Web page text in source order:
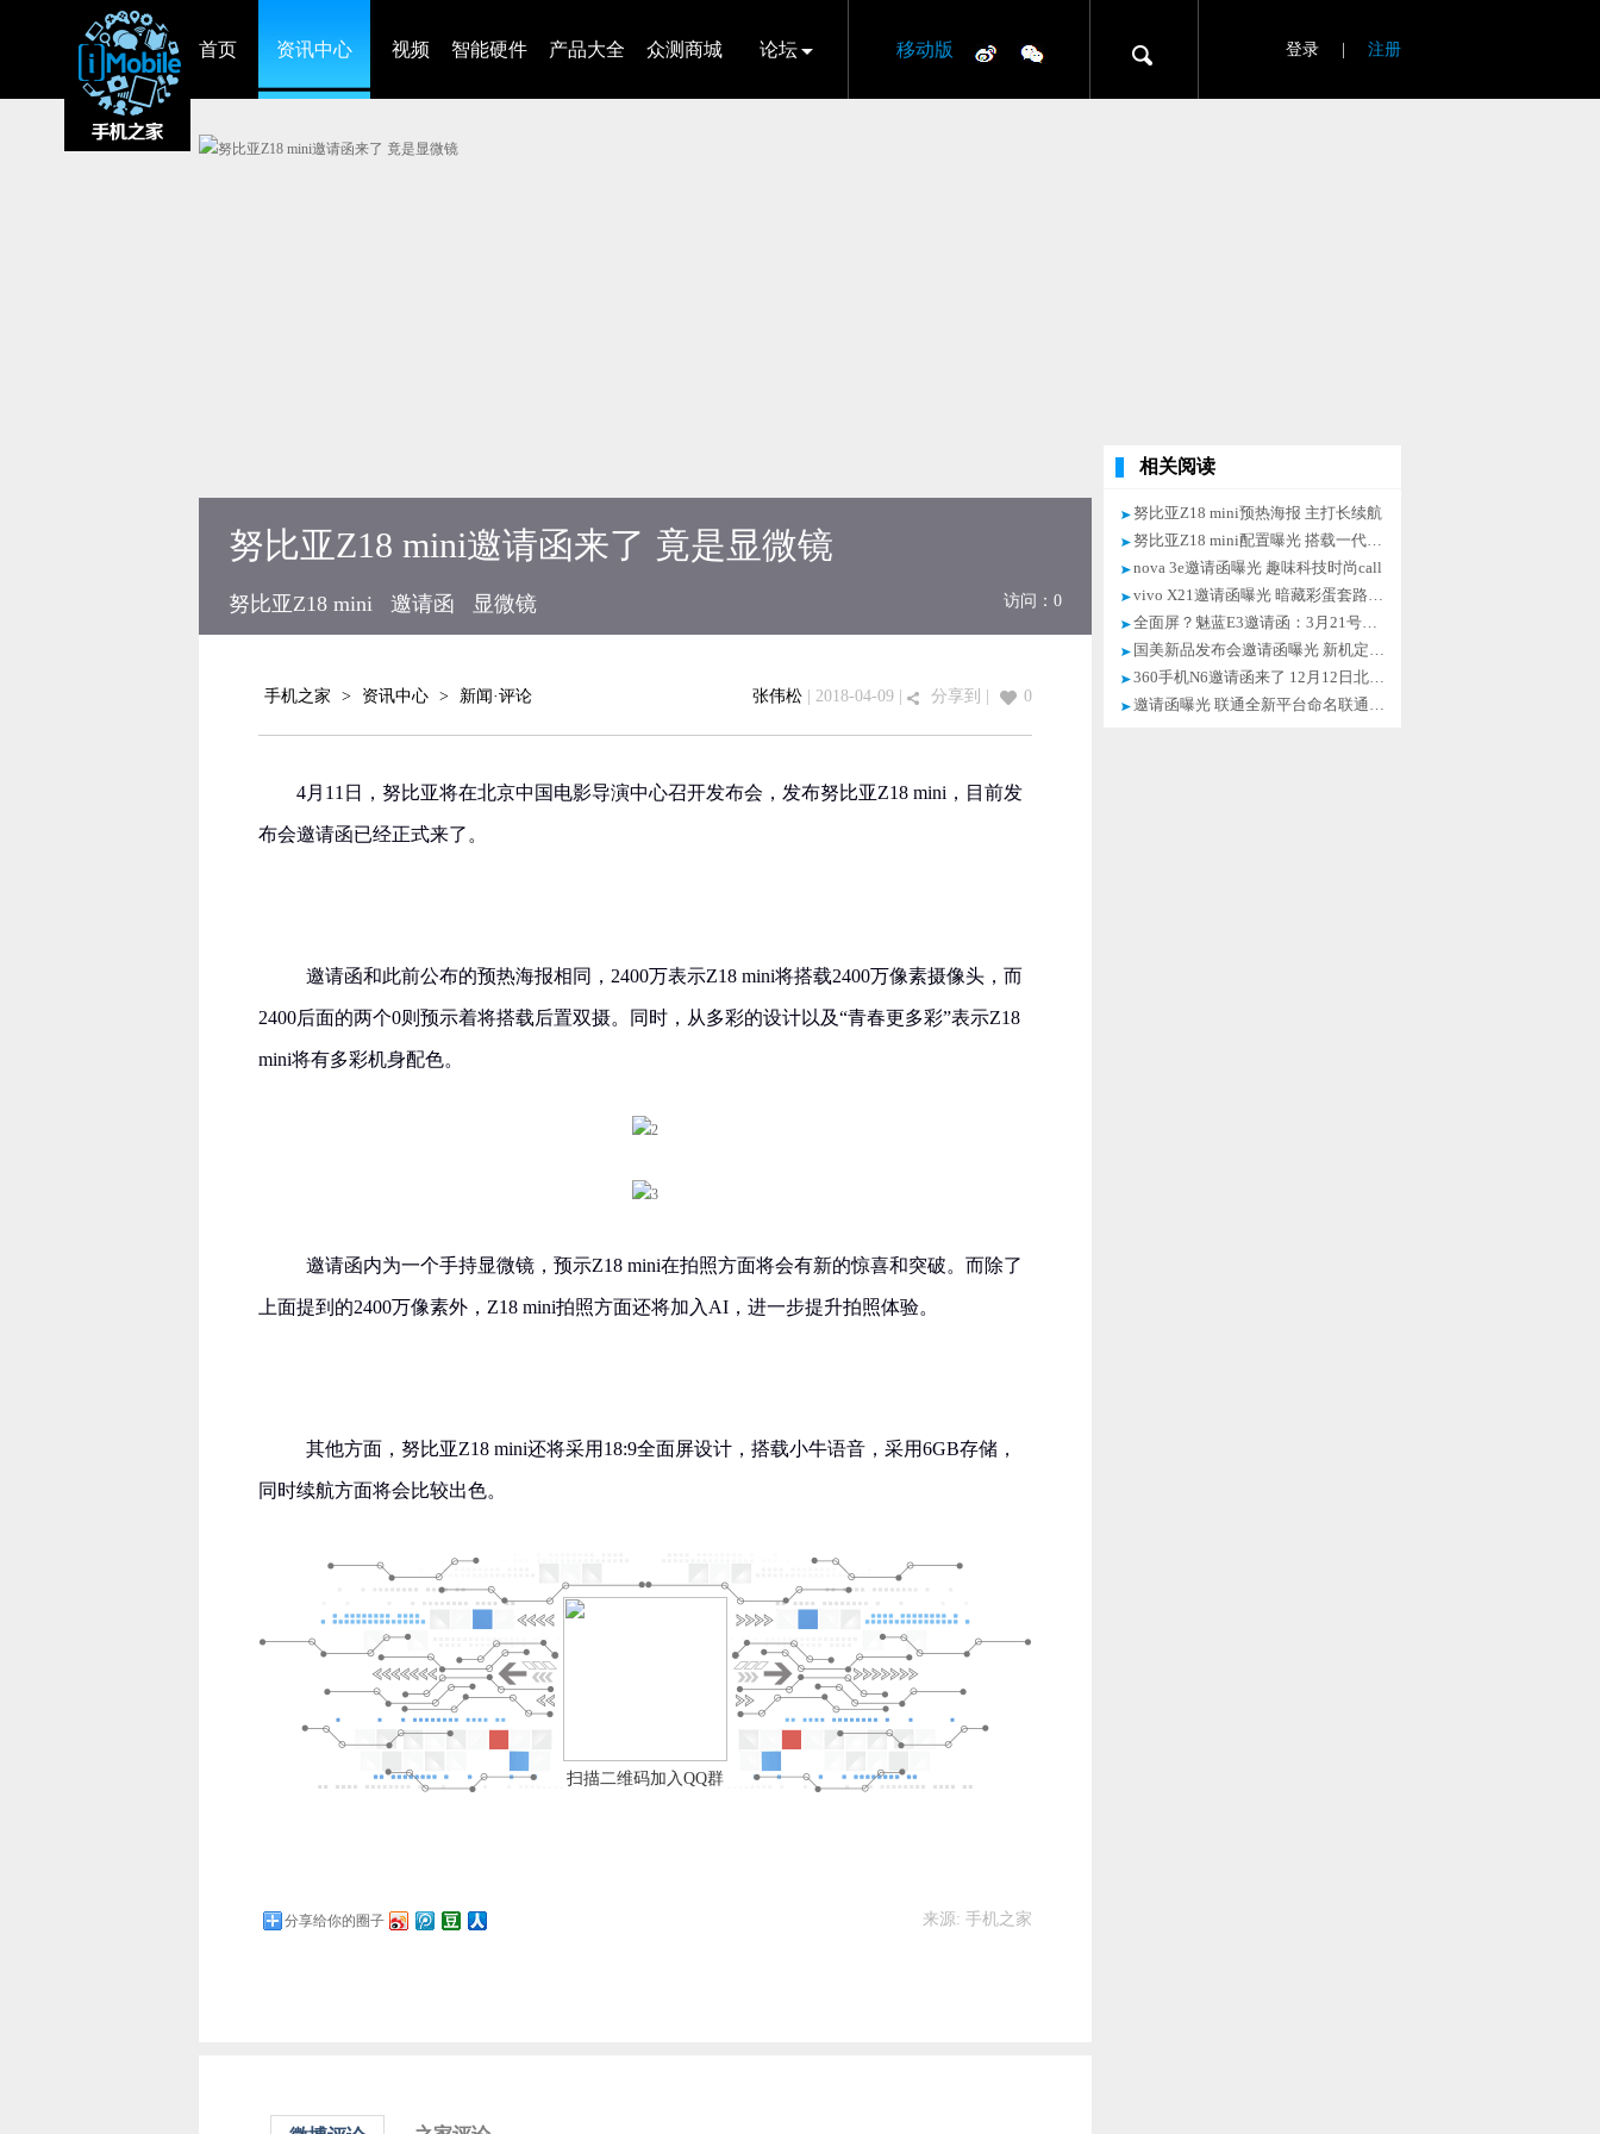
首页 资讯中心 视频 智能硬件 产品大全 众测商城 论坛 移动版 登录 注册
努比亚Z18 mini邀请函来了 竟是显微镜
努比亚Z18 mini 邀请函 显微镜 访问： 0
手机之家 > 资讯中心 > 新闻·评论 张伟松 | 2018-04-09 | 分享到 0
4月11日，努比亚将在北京中国电影导演中心召开发布会，发布努比亚Z18 mini，目前发
布会邀请函已经正式来了。
邀请函和此前公布的预热海报相同，2400万表示Z18 mini将搭载2400万像素摄像头，而
2400后面的两个0则预示着将搭载后置双摄。同时，从多彩的设计以及“青春更多彩”表示Z18
mini将有多彩机身配色。
邀请函内为一个手持显微镜，预示Z18 mini在拍照方面将会有新的惊喜和突破。而除了
上面提到的2400万像素外，Z18 mini拍照方面还将加入AI，进一步提升拍照体验。
其他方面，努比亚Z18 mini还将采用18:9全面屏设计，搭载小牛语音，采用6GB存储，
同时续航方面将会比较出色。
扫描二维码加入QQ群
分享给你的圈子 来源: 手机之家
相关阅读
努比亚Z18 mini预热海报 主打长续航
努比亚Z18 mini配置曝光 搭载一代神U
nova 3e邀请函曝光 趣味科技时尚call
vivo X21邀请函曝光 暗藏彩蛋套路颇深
全面屏？魅蓝E3邀请函：3月21号发布会
国美新品发布会邀请函曝光 新机定名U7
360手机N6邀请函来了 12月12日北京见
邀请函曝光 联通全新平台命名联通在线